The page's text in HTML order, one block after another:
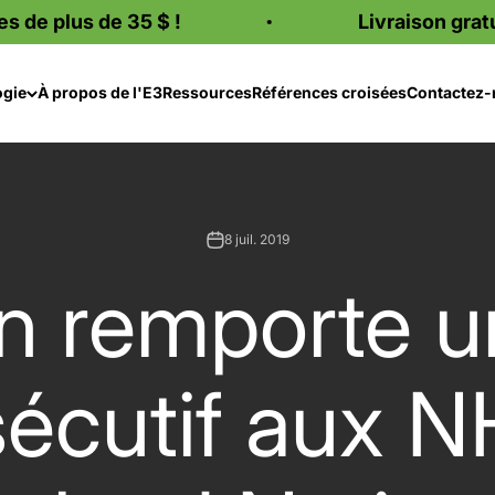
35 $ ! Livraison gratuite pour
À propos de l'E3RessourcesRéférences croisées
8 juil. 2019
remporte
aux